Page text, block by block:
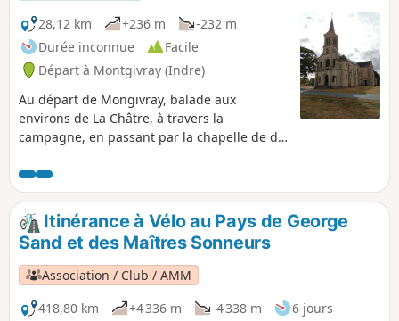
28,12 km
+236 m
-232 m
Durée inconnue
Facile
Départ à Montgivray (Indre)
Au départ de Mongivray, balade aux
environs de La Châtre, à travers la
campagne, en passant par la chapelle de de
l'Indre.
Itinérance à Vélo au Pays de George
Sand et des Maîtres Sonneurs
Association / Club / AMM
418,80 km
+4 336 m -4 338 m
6 jours